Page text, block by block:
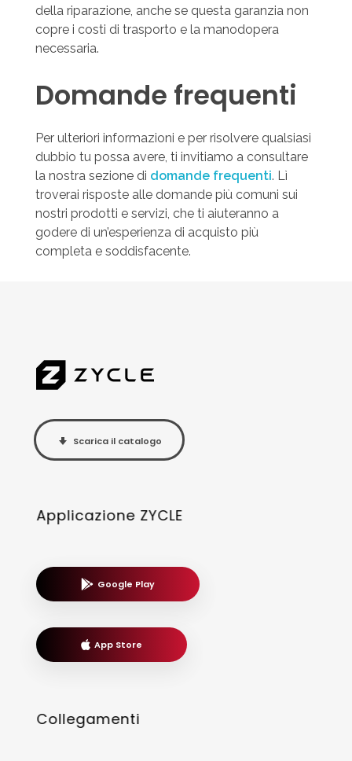
della riparazione, anche se questa garanzia non
copre i costi di trasporto e la manodopera
necessaria.
Domande frequenti
Per ulteriori informazioni e per risolvere qualsiasi
dubbio tu possa avere, ti invitiamo a consultare
la nostra sezione di domande frequenti. Lì
troverai risposte alle domande più comuni sui
nostri prodotti e servizi, che ti aiuteranno a
godere di un’esperienza di acquisto più
completa e soddisfacente.
Scarica il catalogo
Applicazione ZYCLE
Google Play
App Store
Collegamenti